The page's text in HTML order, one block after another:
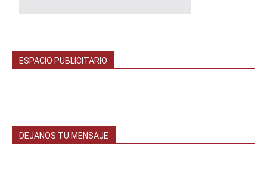
ESPACIO PUBLICITARIO
DEJANOS TU MENSAJE